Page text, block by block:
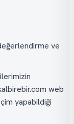
ve
web
yapabildiği